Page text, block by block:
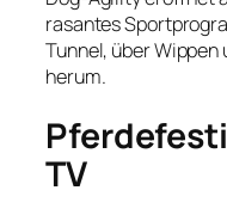
rasantes
Tunnel, über
herum.
TV